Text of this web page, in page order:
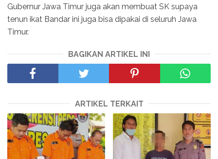
Gubernur Jawa Timur juga akan membuat SK supaya
tenun ikat Bandar ini juga bisa dipakai di seluruh Jawa
Timur.
BAGIKAN ARTIKEL INI
ARTIKEL TERKAIT